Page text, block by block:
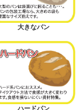
大きなパン
ハードパン